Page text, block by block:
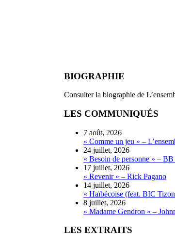
BIOGRAPHIE
Consulter la biographie de
LES COMMUNIQUÉS
7 août, 2026
« Comme un jeu » –
24 juillet, 2026
« Besoin de personne » –
17 juillet, 2026
« Revenir » – Rick Pagano
14 juillet, 2026
« Haïbécoise (feat. BIC
8 juillet, 2026
« Madame Gendron » –
LES EXTRAITS